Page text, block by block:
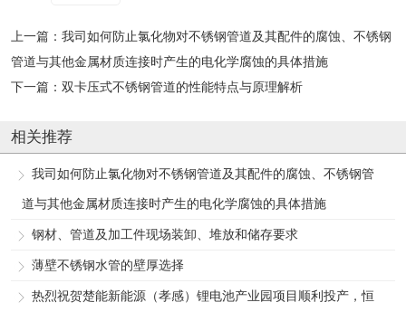
上一篇： 我司如何防止氯化物对不锈钢管道及其配件的腐蚀、不锈钢
管道与其他金属材质连接时产生的电化学腐蚀的具体措施
下一篇： 双卡压式不锈钢管道的性能特点与原理解析
相关推荐
我司如何防止氯化物对不锈钢管道及其配件的腐蚀、不锈钢管
道与其他金属材质连接时产生的电化学腐蚀的具体措施
钢材、管道及加工件现场装卸、堆放和储存要求
薄壁不锈钢水管的壁厚选择
热烈祝贺楚能新能源（孝感）锂电池产业园项目顺利投产，恒